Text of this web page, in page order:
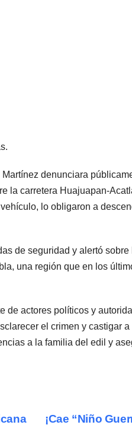
denunciara
la carretera Huajuapan-
lo obligaron a
de seguridad y alertó
una región que en los
de actores políticos y
el crimen y castigar
a la familia del edil y
¡Cae “Niño